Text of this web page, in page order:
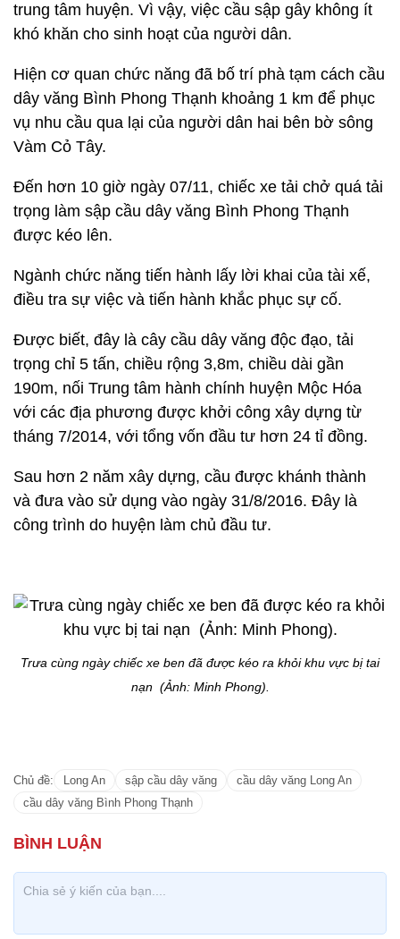
trung tâm huyện. Vì vậy, việc cầu sập gây không ít
khó khăn cho sinh hoạt của người dân.
Hiện cơ quan chức năng đã bố trí phà tạm cách cầu
dây văng Bình Phong Thạnh khoảng 1 km để phục
vụ nhu cầu qua lại của người dân hai bên bờ sông
Vàm Cỏ Tây.
Đến hơn 10 giờ ngày 07/11, chiếc xe tải chở quá tải
trọng làm sập cầu dây văng Bình Phong Thạnh
được kéo lên.
Ngành chức năng tiến hành lấy lời khai của tài xế,
điều tra sự việc và tiến hành khắc phục sự cố.
Được biết, đây là cây cầu dây văng độc đạo, tải
trọng chỉ 5 tấn, chiều rộng 3,8m, chiều dài gần
190m, nối Trung tâm hành chính huyện Mộc Hóa
với các địa phương được khởi công xây dựng từ
tháng 7/2014, với tổng vốn đầu tư hơn 24 tỉ đồng.
Sau hơn 2 năm xây dựng, cầu được khánh thành
và đưa vào sử dụng vào ngày 31/8/2016. Đây là
công trình do huyện làm chủ đầu tư.
Trưa cùng ngày chiếc xe ben đã được kéo ra khỏi khu vực bị tai
nạn (Ảnh: Minh Phong).
Chủ đề: Long An sập cầu dây văng
cầu dây văng Long An
cầu dây văng Bình Phong Thạnh